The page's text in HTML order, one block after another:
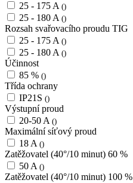
25 - 175 A ()
25 - 180 A ()
Rozsah svařovacího proudu TIG
25 - 175 A ()
25 - 180 A ()
Účinnost
85 % ()
Třída ochrany
IP21S ()
Výstupní proud
20-50 A ()
Maximální síťový proud
18 A ()
Zatěžovatel (40°/10 minut) 60 %
50 A ()
Zatěžovatel (40°/10 minut) 100 %